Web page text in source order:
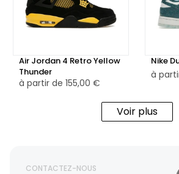
Air Jordan 4 Retro Yellow
Thunder
à partir de 155,00 €
Nike
à
Voir plus
CONTACTEZ-NOUS